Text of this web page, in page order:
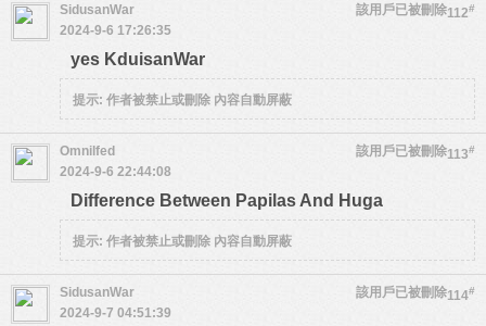
112#
SidusanWar
該用戶已被刪除
2024-9-6 17:26:35
yes KduisanWar
提示: 作者被禁止或刪除 內容自動屏蔽
113#
Omnilfed
該用戶已被刪除
2024-9-6 22:44:08
Difference Between Papilas And Huga
提示: 作者被禁止或刪除 內容自動屏蔽
114#
SidusanWar
該用戶已被刪除
2024-9-7 04:51:39